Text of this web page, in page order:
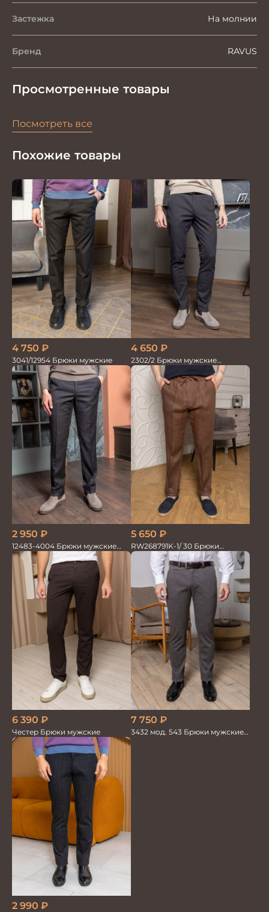
Застежка На молнии
Бренд RAVUS
Просмотренные товары
Посмотреть все
Похожие товары
4 750 ₽
3041/12954 Брюки мужские
4 650 ₽
2302/2 Брюки мужские
коричневый
2 950 ₽
12483-4004 Брюки мужские
коричневые
5 650 ₽
RW268791K-1/ 30 Брюки
мужские коричневые 100%лён
6 390 ₽
Честер Брюки мужские
7 750 ₽
3432 мод. 543 Брюки мужские
2 990 ₽